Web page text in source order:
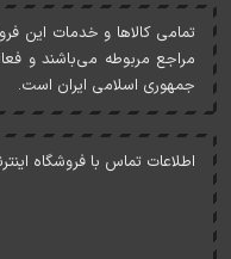
تمامی کالاها و خدمات اين
مراجع مربوطه می‌باشند و
جمهوری اسلامی ايران است.
اطلاعات تماس با فروشگاه